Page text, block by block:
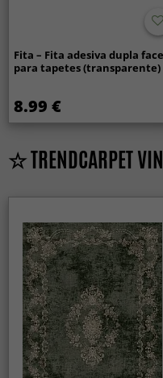
Fita – Fita adesiva dupla face
para tapetes (transparente)
8.99 €
☆ TRENDCARPET